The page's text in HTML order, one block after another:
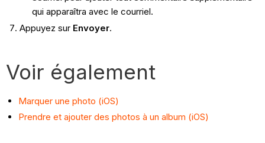
qui apparaîtra avec le courriel.
Appuyez sur Envoyer.
Voir également
Marquer une photo (iOS)
Prendre et ajouter des photos à un album (iOS)